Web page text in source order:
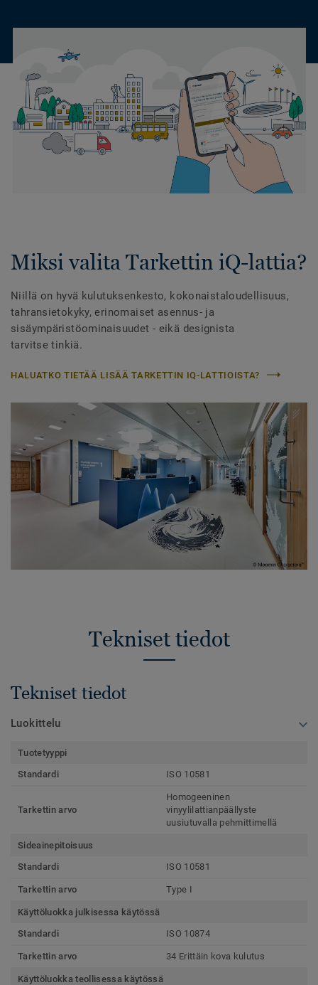
Miksi valita Tarkettin iQ-lattia?
Niillä on hyvä kulutuksenkesto, kokonaistaloudellisuus,
tahransietokyky, erinomaiset asennus- ja
sisäympäristöominaisuudet - eikä designista
tarvitse tinkiä.
HALUATKO TIETÄÄ LISÄÄ TARKETTIN IQ-LATTIOISTA?
Tekniset tiedot
Tekniset tiedot
Luokittelu
Tuotetyyppi
Standardi
ISO 10581
Tarkettin arvo
Homogeeninen
vinyylilattianpäällyste
uusiutuvalla pehmittimellä
Sideainepitoisuus
Standardi
ISO 10581
Tarkettin arvo Type I
Käyttöluokka julkisessa käytössä
Standardi
ISO 10874
Tarkettin arvo 34 Erittäin kova kulutus
Käyttöluokka teollisessa käytössä